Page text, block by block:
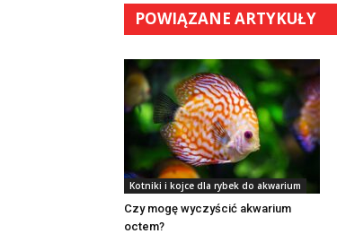
POWIĄZANE ARTYKUŁY
Kotniki i kojce dla rybek do akwarium
Czy mogę wyczyścić akwarium
octem?